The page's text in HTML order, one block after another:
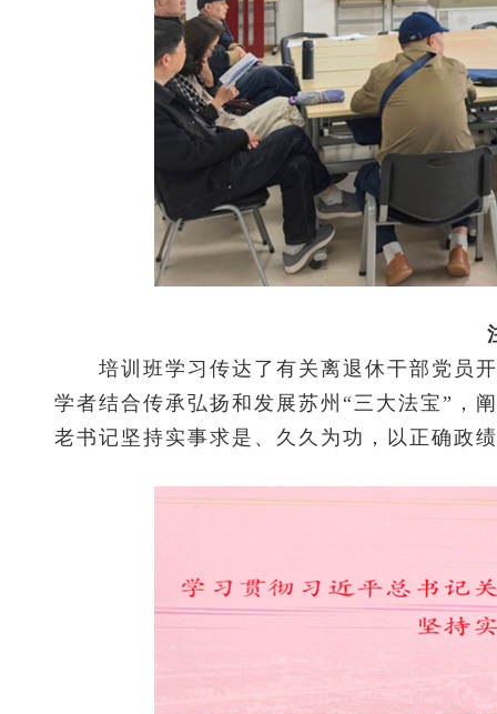
培训班学习传达了有关离退休干部党员开
学者结合传承弘扬和发展苏州“三大法宝”，
老书记坚持实事求是、久久为功，以正确政